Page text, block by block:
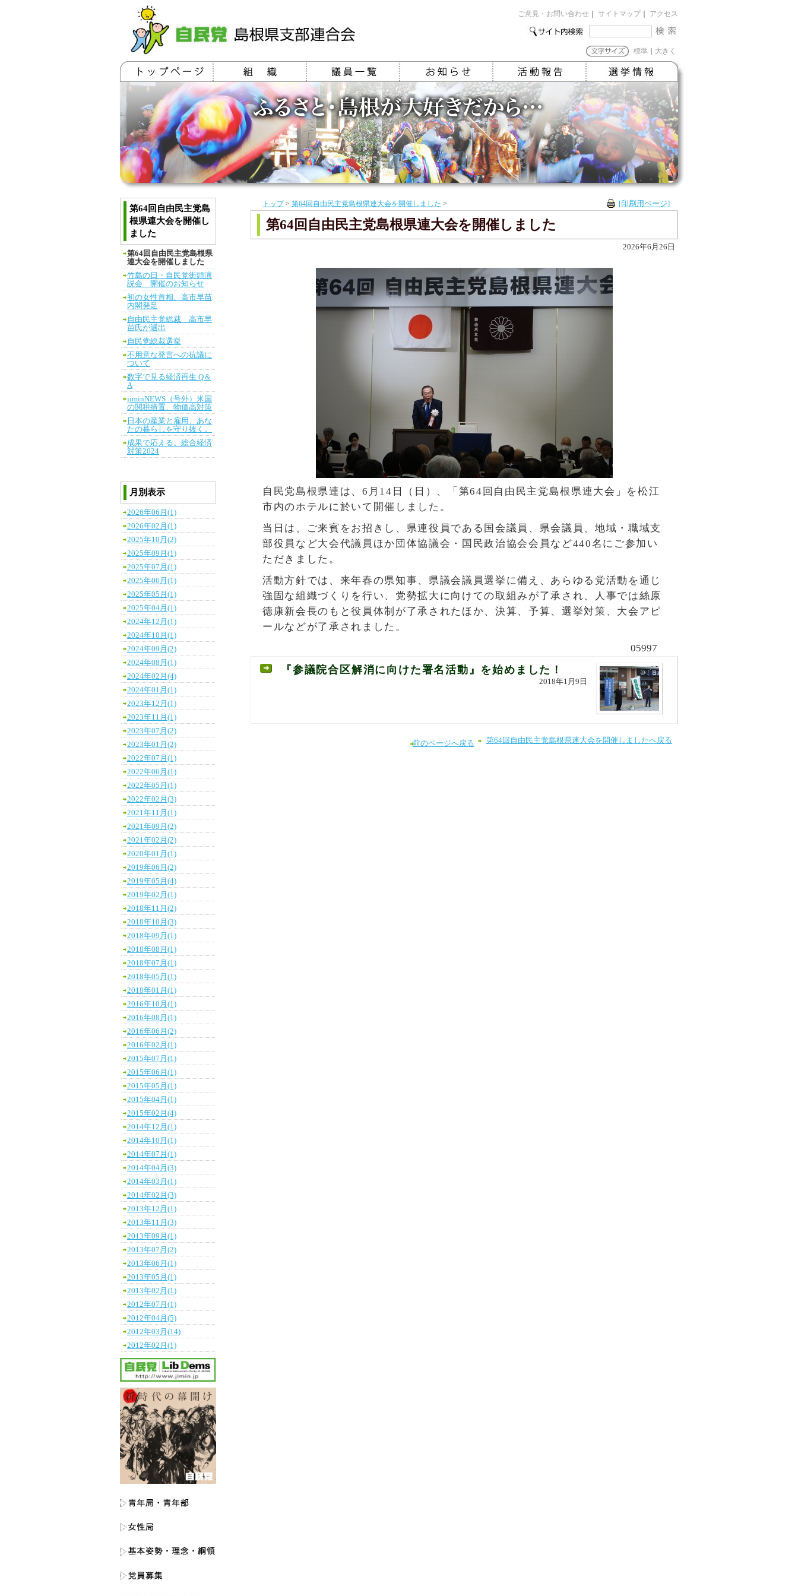
ご意見・お問い合わせ サイトマップ アクセス
標準 大きく
[印刷用ページ]
トップ> 第64回自由民主党島根県連大会を開催しました >
第64回自由民主党島根県連大会を開催しました
2026年6月26日
自民党島根県連は、6月14日（日）、「第64回自由民主党島根県連大会」を松江
市内のホテルに於いて開催しました。
当日は、ご来賓をお招きし、県連役員である国会議員、県会議員、地域・職域支
部役員など大会代議員ほか団体協議会・国民政治協会会員など440名にご参加い
ただきました。
活動方針では、来年春の県知事、県議会議員選挙に備え、あらゆる党活動を通じ
強固な組織づくりを行い、党勢拡大に向けての取組みが了承され、人事では絲原
德康新会長のもと役員体制が了承されたほか、決算、予算、選挙対策、大会アピ
ールなどが了承されました。
05997
『参議院合区解消に向けた署名活動』を始めました！
2018年1月9日
第64回自由民主党島根県連大会を開催しましたへ戻る
前のページへ戻る
第64回自由民主党島
根県連大会を開催し
ました
第64回自由民主党島根県
連大会を開催しました
竹島の日・自民党街頭演
説会 開催のお知らせ
初の女性首相、高市早苗
内閣発足
自由民主党総裁 高市早
苗氏が選出
自民党総裁選挙
不用意な発言への抗議に
ついて
数字で見る経済再生 Q＆
A
jiminNEWS（号外）米国
の関税措置、物価高対策
日本の産業と雇用、あな
たの暮らしを守り抜く。
成果で応える。総合経済
対策2024
月別表示
2026年06月(1)
2026年02月(1)
2025年10月(2)
2025年09月(1)
2025年07月(1)
2025年06月(1)
2025年05月(1)
2025年04月(1)
2024年12月(1)
2024年10月(1)
2024年09月(2)
2024年08月(1)
2024年02月(4)
2024年01月(1)
2023年12月(1)
2023年11月(1)
2023年07月(2)
2023年01月(2)
2022年07月(1)
2022年06月(1)
2022年05月(1)
2022年02月(3)
2021年11月(1)
2021年09月(2)
2021年02月(2)
2020年01月(1)
2019年06月(2)
2019年05月(4)
2019年02月(1)
2018年11月(2)
2018年10月(3)
2018年09月(1)
2018年08月(1)
2018年07月(1)
2018年05月(1)
2018年01月(1)
2016年10月(1)
2016年08月(1)
2016年06月(2)
2016年02月(1)
2015年07月(1)
2015年06月(1)
2015年05月(1)
2015年04月(1)
2015年02月(4)
2014年12月(1)
2014年10月(1)
2014年07月(1)
2014年04月(3)
2014年03月(1)
2014年02月(3)
2013年12月(1)
2013年11月(3)
2013年09月(1)
2013年07月(2)
2013年06月(1)
2013年05月(1)
2013年02月(1)
2012年07月(1)
2012年04月(5)
2012年03月(14)
2012年02月(1)